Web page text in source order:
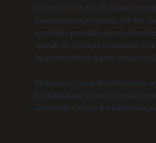
Sitemiz, 5651 Sayılı Kanun
tarafından onaylanmış bir Yer
içerikleri proaktif olarak
Ancak, üyelerimiz yazdıkları
bu sorumluluğu kabul etmiş
Hukuka ve yasal düzenlemelere
backlinkpanelicomtr@gmail.com
içerisinde sitemizden